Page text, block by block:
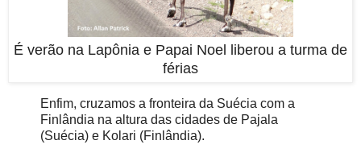
É verão na Lapônia e Papai Noel liberou a turma de
férias
Enfim, cruzamos a fronteira da Suécia com a
Finlândia na altura das cidades de Pajala
(Suécia) e Kolari (Finlândia).